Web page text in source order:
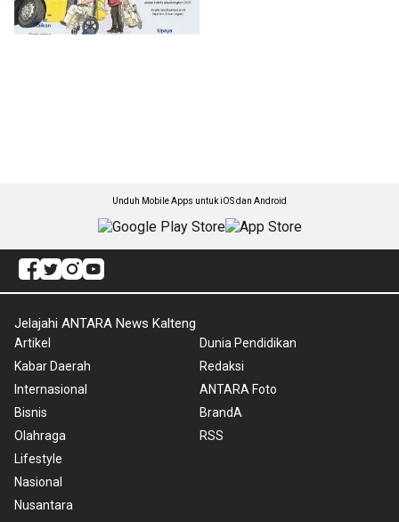
Unduh Mobile Apps untuk iOS dan Android
Jelajahi ANTARA News Kalteng
Artikel
Kabar Daerah
Internasional
Bisnis
Olahraga
Lifestyle
Nasional
Nusantara
Dunia Pendidikan
Redaksi
ANTARA Foto
BrandA
RSS